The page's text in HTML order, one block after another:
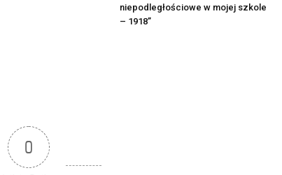
niepodległościowe w mojej szkole
– 1918”
0